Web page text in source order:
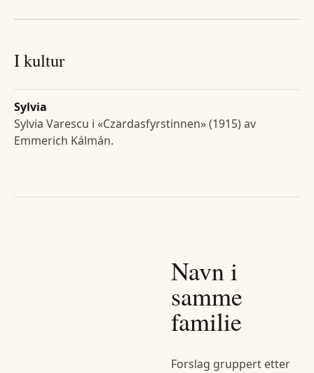
I kultur
Sylvia
Sylvia Varescu i «Czardasfyrstinnen» (1915) av
Emmerich Kálmán.
Navn i
samme
familie
Forslag gruppert etter